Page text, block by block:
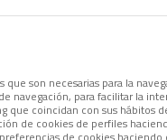
son necesarias para la
navegación, para facilitar la
coincidan con sus hábitos
de cookies de perfiles